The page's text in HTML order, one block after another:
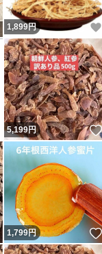
いいね！
1,899円
いいね！
5,199円
いいね！
1,799円